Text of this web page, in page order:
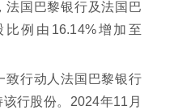
法国巴黎银行及法国巴
例由16.14%增加至
致行动人法国巴黎银行
该行股份。2024年11月